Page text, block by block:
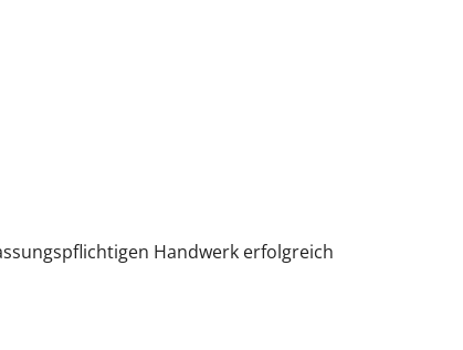
Handwerk erfolgreich